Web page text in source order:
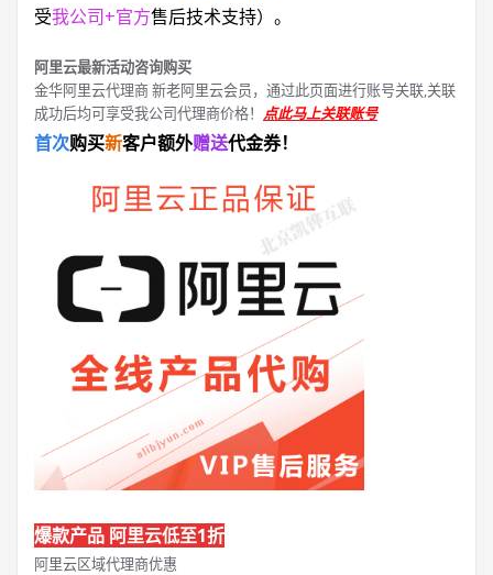
受我公司+官方售后技术支持）。
阿里云最新活动咨询购买
金华阿里云代理商 新老阿里云会员，通过此页面进行账号关联,关联
成功后均可享受我公司代理商价格！ 点此马上关联账号
首次购买新客户额外赠送代金券！
爆款产品 阿里云低至1折
阿里云区域代理商优惠